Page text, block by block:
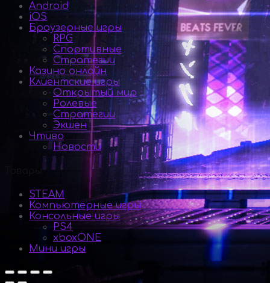
Android
iOS
Браузерные игры
RPG
Спортивные
Стратегии
Казино онлайн
Клиентские игры
Открытый мир
Ролевые
Стратегии
Экшен
Чтиво
Новости
STEAM
Компьютерные игры
Консольные игры
PS4
xboxONE
Мини игры